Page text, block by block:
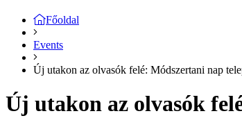
Főoldal
Events
Új utakon az olvasók felé: Módszertani nap
Új utakon az olvasók